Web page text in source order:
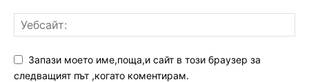
Запази моето име,поща,и сайт в този браузер за
следващият път ,когато коментирам.